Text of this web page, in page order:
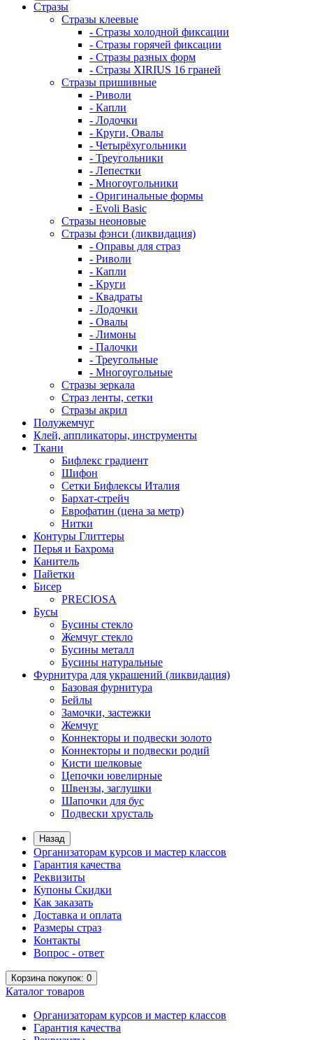
Стразы
Стразы клеевые
- Стразы холодной фиксации
- Стразы горячей фиксации
- Стразы разных форм
- Стразы XIRIUS 16 граней
Стразы пришивные
- Риволи
- Капли
- Лодочки
- Круги, Овалы
- Четырёхугольники
- Треугольники
- Лепестки
- Многоугольники
- Оригинальные формы
- Evoli Basic
Стразы неоновые
Стразы фэнси (ликвидация)
- Оправы для страз
- Риволи
- Капли
- Круги
- Квадраты
- Лодочки
- Овалы
- Лимоны
- Палочки
- Треугольные
- Многоугольные
Стразы зеркала
Страз ленты, сетки
Стразы акрил
Полужемчуг
Клей, аппликаторы, инструменты
Ткани
Бифлекс градиент
Шифон
Сетки Бифлексы Италия
Бархат-стрейч
Еврофатин (цена за метр)
Нитки
Контуры Глиттеры
Перья и Бахрома
Канитель
Пайетки
Бисер
PRECIOSA
Бусы
Бусины стекло
Жемчуг стекло
Бусины металл
Бусины натуральные
Фурнитура для украшений (ликвидация)
Базовая фурнитура
Бейлы
Замочки, застежки
Жемчуг
Коннекторы и подвески золото
Коннекторы и подвески родий
Кисти шелковые
Цепочки ювелирные
Швензы, заглушки
Шапочки для бус
Подвески хрусталь
Назад
Организаторам курсов и мастер классов
Гарантия качества
Реквизиты
Купоны Скидки
Как заказать
Доставка и оплата
Размеры страз
Контакты
Вопрос - ответ
Корзинапокупок: 0
Каталог товаров
Организаторам курсов и мастер классов
Гарантия качества